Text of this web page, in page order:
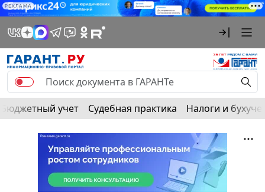
РЕКЛАМА
Бюджетный учет Судебная практика Налоги и